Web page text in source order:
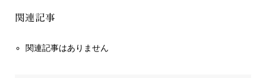
関連記事
関連記事はありません